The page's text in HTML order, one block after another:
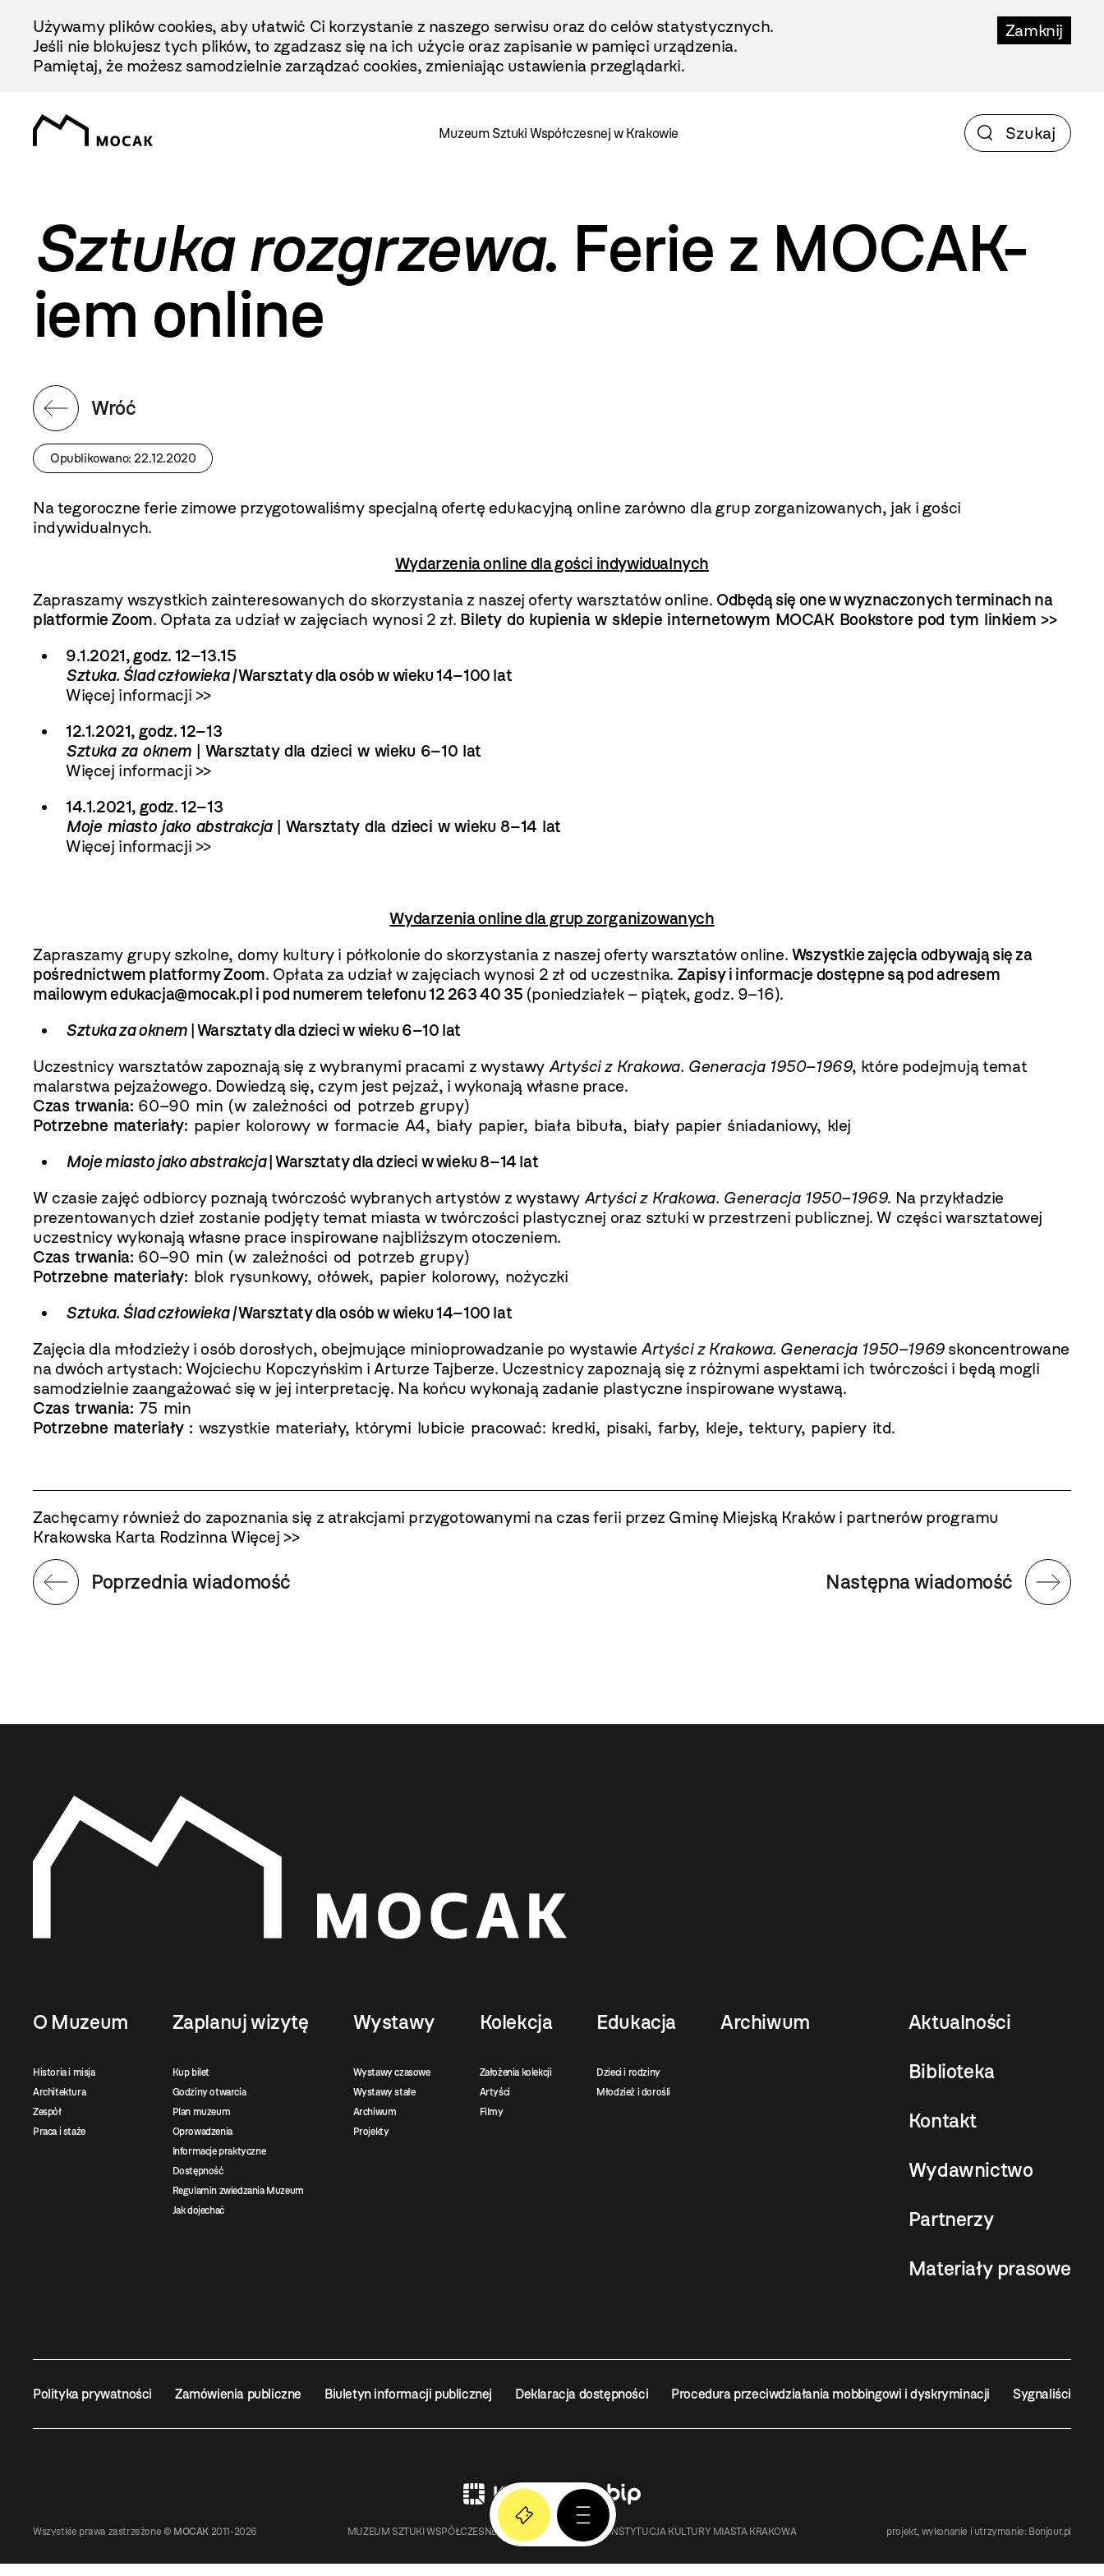
Treści
Zamknij
Używamy plików cookies, aby ułatwić Ci korzystanie z naszego serwisu oraz do celów statystycznych.
Jeśli nie blokujesz tych plików, to zgadzasz się na ich użycie oraz zapisanie w pamięci urządzenia.
Pamiętaj, że możesz samodzielnie zarządzać cookies, zmieniając ustawienia przeglądarki.
Muzeum Sztuki Współczesnej w Krakowie
Sztuka rozgrzewa. Ferie z MOCAK-
iem online
Wróć
Opublikowano: 22.12.2020
Na tegoroczne ferie zimowe przygotowaliśmy specjalną ofertę edukacyjną online zarówno dla grup zorganizowanych, jak i gości
indywidualnych.
Wydarzenia online dla gości indywidualnych
Zapraszamy wszystkich zainteresowanych do skorzystania z naszej oferty warsztatów online. Odbędą się one w wyznaczonych terminach na
platformie Zoom. Opłata za udział w zajęciach wynosi 2 zł. Bilety do kupienia w sklepie internetowym MOCAK Bookstore pod tym linkiem >>
9.1.2021, godz. 12–13.15
Sztuka. Ślad człowieka|Warsztaty dla osób w wieku 14–100 lat
Więcej informacji >>
12.1.2021, godz. 12–13
Sztuka za oknem | Warsztaty dla dzieci w wieku 6–10 lat
Więcej informacji >>
14.1.2021, godz. 12–13
Moje miasto jako abstrakcja | Warsztaty dla dzieci w wieku 8–14 lat
Więcej informacji >>
Wydarzenia online dla grup zorganizowanych
Zapraszamy grupy szkolne, domy kultury i półkolonie do skorzystania z naszej oferty warsztatów online. Wszystkie zajęcia odbywają się za
pośrednictwem platformy Zoom. Opłata za udział w zajęciach wynosi 2 zł od uczestnika. Zapisy i informacje dostępne są pod adresem
mailowymedukacja@mocak.pl i pod numerem telefonu 12 263 40 35 (poniedziałek – piątek, godz. 9–16).
Sztuka za oknem | Warsztaty dla dzieci w wieku 6–10 lat
Uczestnicy warsztatów zapoznają się z wybranymi pracami z wystawy Artyści z Krakowa. Generacja 1950–1969, które podejmują temat
malarstwa pejzażowego. Dowiedzą się, czym jest pejzaż, i wykonają własne prace.
Czas trwania: 60–90 min (w zależności od potrzeb grupy)
Potrzebne materiały: papier kolorowy w formacie A4, biały papier, biała bibuła, biały papier śniadaniowy, klej
Moje miasto jako abstrakcja| Warsztaty dla dzieci w wieku 8–14 lat
W czasie zajęć odbiorcy poznają twórczość wybranych artystów z wystawy Artyści z Krakowa. Generacja 1950–1969. Na przykładzie
prezentowanych dzieł zostanie podjęty temat miasta w twórczości plastycznej oraz sztuki w przestrzeni publicznej. W części warsztatowej
uczestnicy wykonają własne prace inspirowane najbliższym otoczeniem.
Czas trwania: 60–90 min (w zależności od potrzeb grupy)
Potrzebne materiały: blok rysunkowy, ołówek, papier kolorowy, nożyczki
Sztuka. Ślad człowieka|Warsztaty dla osób w wieku 14–100 lat
Zajęcia dla młodzieży i osób dorosłych, obejmujące minioprowadzanie po wystawie Artyści z Krakowa. Generacja 1950–1969skoncentrowane
na dwóch artystach: Wojciechu Kopczyńskim i Arturze Tajberze. Uczestnicy zapoznają się z różnymi aspektami ich twórczości i będą mogli
samodzielnie zaangażować się w jej interpretację. Na końcu wykonają zadanie plastyczne inspirowane wystawą.
Czas trwania: 75 min
Potrzebne materiały : wszystkie materiały, którymi lubicie pracować: kredki, pisaki, farby, kleje, tektury, papiery itd.
Zachęcamy również do zapoznania się z atrakcjami przygotowanymi na czas ferii przez Gminę Miejską Kraków i partnerów programu
Krakowska Karta RodzinnaWięcej >>
Następna wiadomość
Poprzednia wiadomość
O Muzeum
Historia i misja
Architektura
Zespół
Praca i staże
Zaplanuj wizytę
Kup bilet
Godziny otwarcia
Plan muzeum
Oprowadzenia
Informacje praktyczne
Dostępność
Regulamin zwiedzania Muzeum
Jak dojechać
Wystawy
Wystawy czasowe
Wystawy stałe
Archiwum
Projekty
Kolekcja
Założenia kolekcji
Artyści
Filmy
Edukacja
Dzieci i rodziny
Młodzież i dorośli
Archiwum Aktualności
Biblioteka
Kontakt
Wydawnictwo
Partnerzy
Materiały prasowe
Polityka prywatności Zamówienia publiczne Biuletyn informacji publicznej Deklaracja dostępności Procedura przeciwdziałania mobbingowi i dyskryminacji Sygnaliści
Wszystkie prawa zastrzeżone © MOCAK 2011-2026 MUZEUM SZTUKI WSPÓŁCZESNEJ W KRAKOWIE MOCAK – INSTYTUCJA KULTURY MIASTA KRAKOWA projekt, wykonanie i utrzymanie: Bonjour.pl